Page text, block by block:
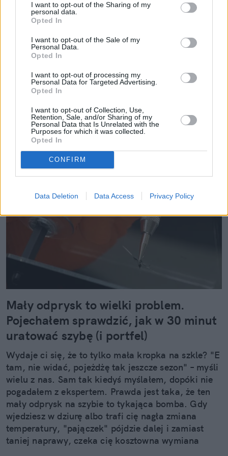
I want to opt-out of the Sharing of my
personal data.
Opted In
I want to opt-out of the Sale of my
Personal Data.
Opted In
I want to opt-out of processing my
Personal Data for Targeted Advertising.
Opted In
I want to opt-out of Collection, Use,
Retention, Sale, and/or Sharing of my
Personal Data that Is Unrelated with the
Purposes for which it was collected.
Opted In
CONFIRM
Data Deletion Data Access Privacy Policy
Jestem absolwentką dziennikarstwa i komunikacji
dziennikarstwa i zarządzania mediami na
Uniwersytecie Szczecińskim, gdzie uzyskałam tytuł
zdobywam na łamach naTemat, codziennie
zderzając się z nowymi wyzwaniami pracy
satysfakcję z tworzenia własnych artykułów oraz
możliwości dzielenia się nimi z czytelnikami. Od
dziecka uwielbiam obcować z tekstem – zarówno
poprzez czytanie, jak i pisanie. Jestem zagorzałą
czytelniczką, szczególnie lubującą się w literaturze
pięknej, ale z chęcią sięgającą też po fantasy ze
smokami czy reportaże z dalekich krajów. Moi
ulubieni autorzy to Ottessa Moshfegh, Rebecca F.
Kuang oraz Haruki Murakami. Poza książkami
interesują mnie wszelkie nowiny i trendy ze świata
szeroko pojętej kultury – filmów, seriali, muzyki,
mody. W wolnym czasie lubię zrobić pilates lub
przejść się na spacer (najlepiej z moim psem),
natomiast najbardziej cieszy mnie perspektywa
wyjazdu w góry (Bieszczady to mój drugi dom) albo
podróży za granicę. Szczególnie zachwycam się
krajami dalekiej północy, a zwłaszcza miejscami,
gdzie można podziwiać zorzę polarną. W swoich
tekstach chciałabym poruszać tematy bliskie
codziennych po wielkie wydarzenia na świecie,
dotykające społeczeństwa. Zawsze fascynowały
mnie też wciągające reportaże podróżnicze, które
czyta się jak dobrą książkę.
Pokaż więcej
karina.maslyk@natemat.pl
Czytaj więcej
Mały odprysk to wielki problem.
Pojechałem sprawdzić, jak w 30 minut
uratować szybę (i portfel)
Wydaje ci się, że to tylko mała kropka na szkle? "E
tam, nie widać, pojeżdżę tak jeszcze sezon" – myśli
wielu z nas. Sam tak kiedyś myślałem, dopóki nie
pogadałem z ekspertem. Prawda jest taka, że ten
mały odprysk na szybie to tykająca bomba. Gdy
wjedziesz w dziurę albo trafi cię nagła zmiana
temperatury, "pajączek" pójdzie dalej i zamiast
taniej naprawy, czeka cię kosztowna wymiana